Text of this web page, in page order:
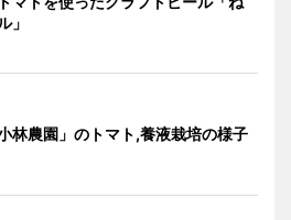
」
林農園」のトマト,養液栽培の様子